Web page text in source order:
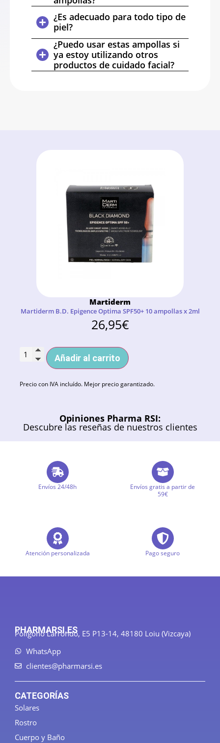
¿Es adecuado para todo tipo de
piel?
¿Puedo usar estas ampollas si
ya estoy utilizando otros
productos de cuidado facial?
Martiderm
Martiderm B.D. Epigence Optima SPF50+ 10 ampollas x 2ml
26,95€
Añadir al carrito
Precio con IVA incluído. Mejor precio garantizado.
Opiniones Pharma RSI:
Descubre las reseñas de nuestros clientes
Envíos 24/48h
Envíos gratis a partir de
59€
Atención personalizada Pago seguro
PHARMARSI.ES
Polígono Larrondo, E5 P13-14, 48180 Loiu (Vizcaya)
WhatsApp
clientes@pharmarsi.es
CATEGORÍAS
Solares
Rostro
Cuerpo y Baño